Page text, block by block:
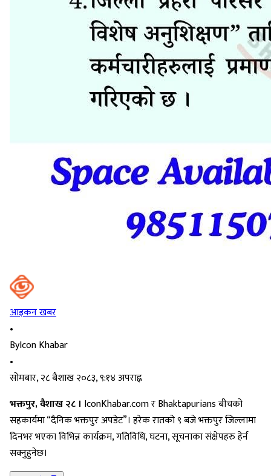
आइकन खबर
•
ByIcon Khabar
•
सोमबार, २८ बैशाख २०८३, ९:१४ अपराह्न
भक्तपुर, वैशाख २८ । IconKhabar.com र Bhaktapurians बीचको
सहकार्यमा “दैनिक भक्तपुर अपडेट”। हरेक रातको ९ बजे भक्तपुर जिल्लामा
दिनभर भएका विभिन्न कार्यक्रम, गतिविधि, घटना, सूचनाका संक्षेपहरु हेर्न
सक्नुहुनेछ।